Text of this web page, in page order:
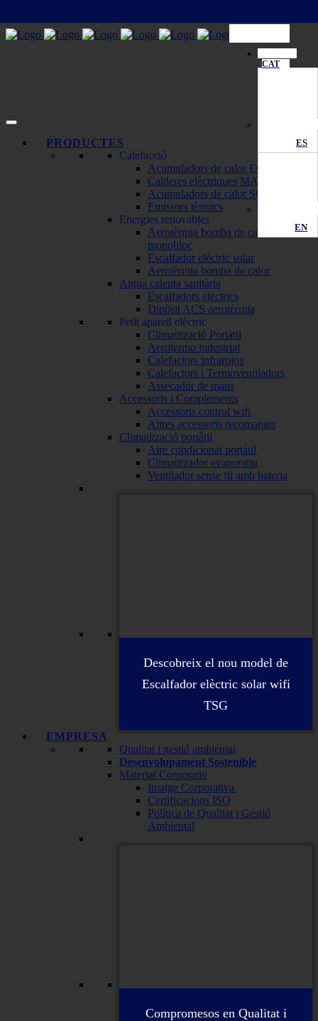
CAT
ES
EN
PRODUCTES
Calefacció
Acumuladors de calor ECOMBI
Calderes elèctriques MATTIRA
Acumuladors de calor SOLAR
Emissors tèrmics
Energies renovables
Aerotèrmia bomba de calor
monobloc
Escalfador elèctric solar
Aerotèrmia bomba de calor
Aigua calenta sanitària
Escalfadors elèctrics
Dipòsit ACS aerotèrmia
Petit aparell elèctric
Climatització Portàtil
Aerotermo industrial
Calefactors infrarojos
Calefactors i Termoventiladors
Assecador de mans
Accessoris i Complements
Accessoris control wifi
Altres accessoris recomanats
Climatització portàtil
Aire condicionat portàtil
Climatitzador evaporatiu
Ventilador sense fil amb bateria
Descobreix el nou model de
Escalfador elèctric solar wifi
TSG
EMPRESA
Qualitat i gestió ambiental
Desenvolupament Sostenible
Material Corporatiu
Imatge Corporativa
Certificacions ISO
Política de Qualitat i Gestió
Ambiental
Compromesos en Qualitat i